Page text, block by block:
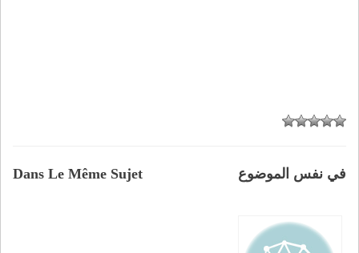
Dans Le Même Sujet في نفس الموضوع